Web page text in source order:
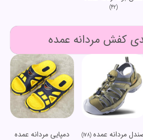
(42)
کفش مردانه عمده
مردانه عمده (178) دمپایی مردانه عمده